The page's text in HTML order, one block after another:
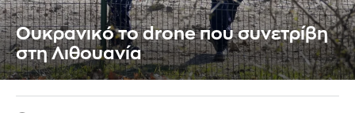
Ουκρανικό το drone που συνετρίβη
στη Λιθουανία